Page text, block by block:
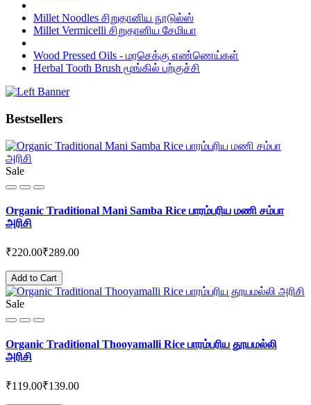
Millet Noodles சிறுதானிய நூடுல்ஸ்
Millet Vermicelli சிறுதானிய சேமியா
Wood Pressed Oils - மரசெக்கு எண்ணெய்கள்
Herbal Tooth Brush மூங்கில் பற்குச்சி
Bestsellers
Sale
Organic Traditional Mani Samba Rice பாரம்பரிய மணி சம்பா
அரிசி
₹220.00₹289.00
Add to Cart
Sale
Organic Traditional Thooyamalli Rice பாரம்பரிய தூயமல்லி
அரிசி
₹119.00₹139.00